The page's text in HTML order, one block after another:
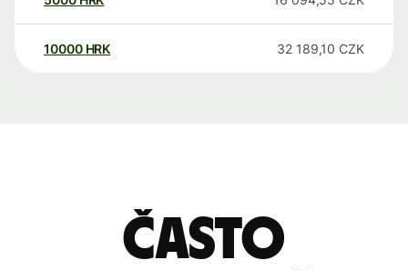
10000 HRK 32 189,10 CZK
Často